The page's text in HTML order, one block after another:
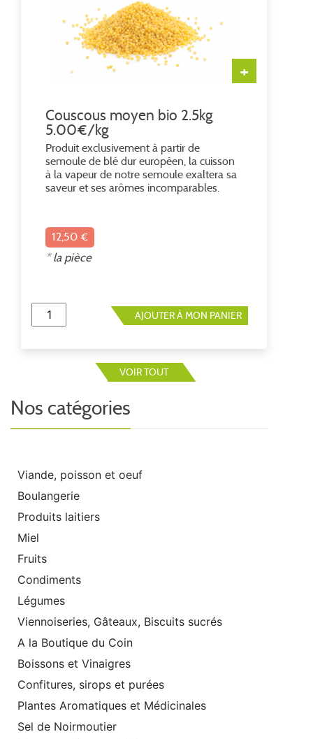
+
Couscous moyen bio 2.5kg
5.00€/kg
Produit exclusivement à partir de
semoule de blé dur européen, la cuisson
à la vapeur de notre semoule exaltera sa
saveur et ses arômes incomparables.
12,50 €
* la pièce
AJOUTER À MON PANIER
VOIR TOUT
Nos catégories
Viande, poisson et oeuf
Boulangerie
Produits laitiers
Miel
Fruits
Condiments
Légumes
Viennoiseries, Gâteaux, Biscuits sucrés
A la Boutique du Coin
Boissons et Vinaigres
Confitures, sirops et purées
Plantes Aromatiques et Médicinales
Sel de Noirmoutier